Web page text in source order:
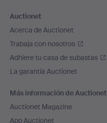
Auctionet
Acerca de Auctionet
Trabaja con nosotros
Adhiere tu casa de subastas
La garantía Auctionet
Más información de Auctionet
Auctionet Magazine
App Auctionet